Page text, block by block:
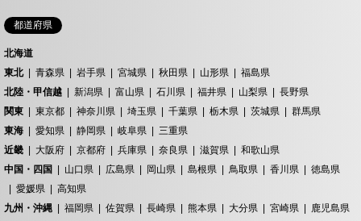
都道府県
北海道
東北
青森県 岩手県 宮城県 秋田県 山形県
福島県
北陸・甲信越
新潟県 富山県 石川県 福井県 山梨県
長野県
関東
東京都 神奈川県 埼玉県 千葉県 栃木県 茨城県
群馬県
東海
愛知県 静岡県 岐阜県
三重県
近畿
大阪府 京都府 兵庫県 奈良県 滋賀県
和歌山県
中国・四国
山口県 広島県 岡山県 島根県 鳥取県 香川県
徳島県
愛媛県
高知県
九州・沖縄
福岡県 佐賀県 長崎県 熊本県 大分県 宮崎県
鹿児島県